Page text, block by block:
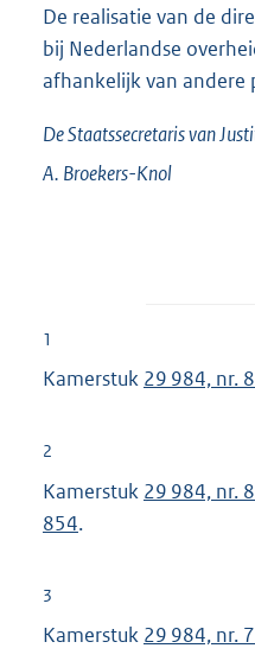
De realisatie van de
bij Nederlandse
afhankelijk van andere
De Staatssecretaris van
A. Broekers-Knol
1
Kamerstuk 29 984, nr.
2
Kamerstuk 29 984, nr.
854.
3
Kamerstuk 29 984, nr.